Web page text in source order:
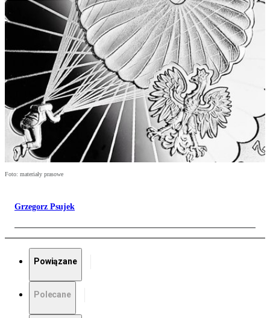
Foto: materiały prasowe
Grzegorz Psujek
Powiązane
Polecane